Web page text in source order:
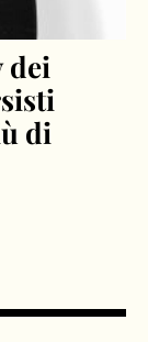
dei
di